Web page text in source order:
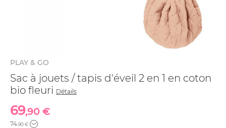
PLAY & GO
Sac à jouets / tapis d'éveil 2 en 1 en coton
bio fleuri Détails
69,90 €
74,90 €